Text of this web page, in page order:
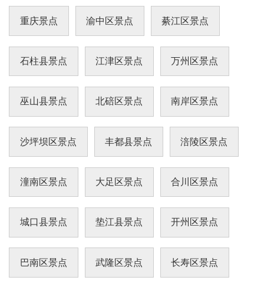
料的时间和工程项目，记载建筑历史。高架桥
下，种
重庆景点 渝中区景点 綦江区景点
石柱县景点 江津区景点 万州区景点
巫山县景点 北碚区景点 南岸区景点
沙坪坝区景点 丰都县景点 涪陵区景点
潼南区景点 大足区景点 合川区景点
城口县景点 垫江县景点 开州区景点
巴南区景点 武隆区景点 长寿区景点